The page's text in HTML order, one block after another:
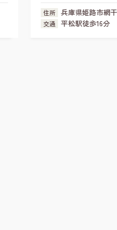
住所 兵庫県姫
交通 山陽天満